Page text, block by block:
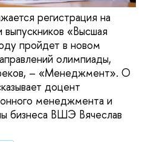
регистрация на
«Высшая
пройдет в новом
олимпиады,
– «Менеджмент». О
доцент
менеджмента и
бизнеса ВШЭ Вячеслав